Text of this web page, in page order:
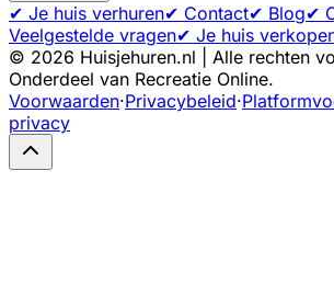
✔ Je huis verhuren✔ Contact✔ Blog✔
Veelgestelde vragen✔ Je huis
© 2026 Huisjehuren.nl | Alle rechten
Onderdeel van Recreatie Online.
Voorwaarden·Privacybeleid·
privacy